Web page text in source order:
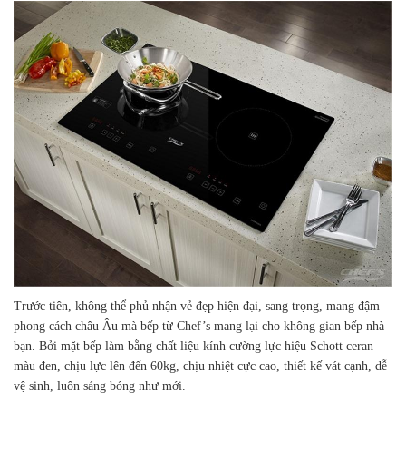
Trước tiên, không thể phủ nhận vẻ đẹp hiện đại, sang trọng, mang đậm
phong cách châu Âu mà bếp từ Chef’s mang lại cho không gian bếp nhà
bạn. Bởi mặt bếp làm bằng chất liệu kính cường lực hiệu Schott ceran
màu đen, chịu lực lên đến 60kg, chịu nhiệt cực cao, thiết kế vát cạnh, dễ
vệ sinh, luôn sáng bóng như mới.